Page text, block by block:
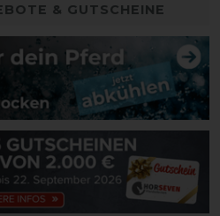
& GUTSCHEINE